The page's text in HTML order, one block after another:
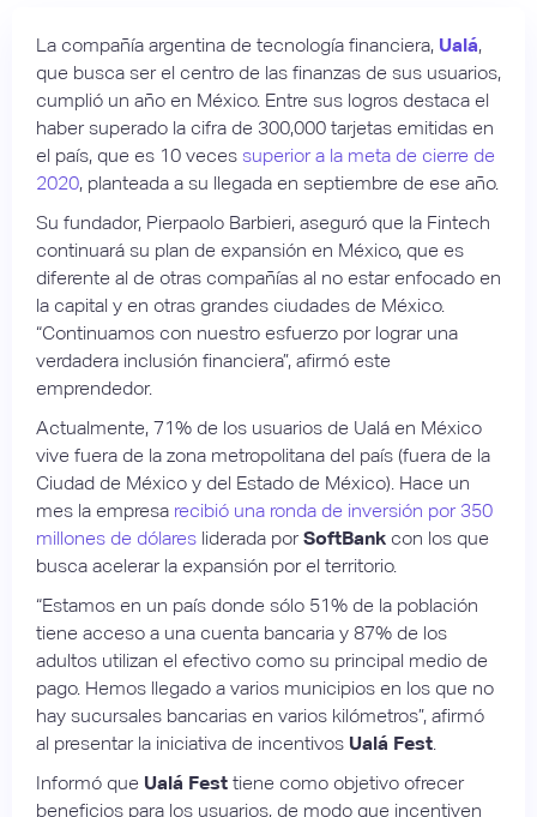
La compañía argentina de tecnología financiera, Ualá,
que busca ser el centro de las finanzas de sus usuarios,
cumplió un año en México. Entre sus logros destaca el
haber superado la cifra de 300,000 tarjetas emitidas en
el país, que es 10 veces superior a la meta de cierre de
2020, planteada a su llegada en septiembre de ese año.
Su fundador, Pierpaolo Barbieri, aseguró que la Fintech
continuará su plan de expansión en México, que es
diferente al de otras compañías al no estar enfocado en
la capital y en otras grandes ciudades de México.
“Continuamos con nuestro esfuerzo por lograr una
verdadera inclusión financiera”, afirmó este
emprendedor.
Actualmente, 71% de los usuarios de Ualá en México
vive fuera de la zona metropolitana del país (fuera de la
Ciudad de México y del Estado de México). Hace un
mes la empresa recibió una ronda de inversión por 350
millones de dólares liderada porSoftBank con los que
busca acelerar la expansión por el territorio.
“Estamos en un país donde sólo 51% de la población
tiene acceso a una cuenta bancaria y 87% de los
adultos utilizan el efectivo como su principal medio de
pago. Hemos llegado a varios municipios en los que no
hay sucursales bancarias en varios kilómetros”, afirmó
al presentar la iniciativa de incentivos Ualá Fest
Informó que Ualá Fest tiene como objetivo ofrecer
beneficios para los usuarios, de modo que incentiven